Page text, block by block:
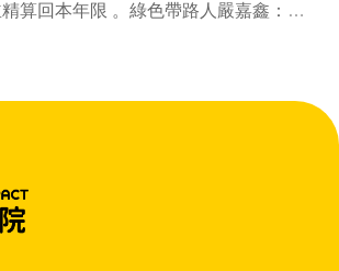
算回本年限 。綠色帶路人嚴嘉鑫：